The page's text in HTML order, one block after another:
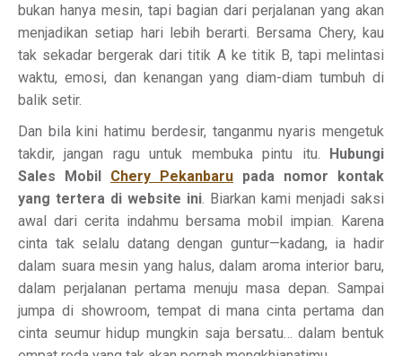
bukan hanya mesin, tapi bagian dari perjalanan yang akan
menjadikan setiap hari lebih berarti. Bersama Chery, kau
tak sekadar bergerak dari titik A ke titik B, tapi melintasi
waktu, emosi, dan kenangan yang diam-diam tumbuh di
balik setir.
Dan bila kini hatimu berdesir, tanganmu nyaris mengetuk
takdir, jangan ragu untuk membuka pintu itu. Hubungi
Sales Mobil Chery Pekanbaru pada nomor kontak
yang tertera di website ini. Biarkan kami menjadi saksi
awal dari cerita indahmu bersama mobil impian. Karena
cinta tak selalu datang dengan guntur—kadang, ia hadir
dalam suara mesin yang halus, dalam aroma interior baru,
dalam perjalanan pertama menuju masa depan. Sampai
jumpa di showroom, tempat di mana cinta pertama dan
cinta seumur hidup mungkin saja bersatu… dalam bentuk